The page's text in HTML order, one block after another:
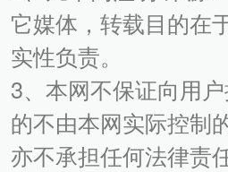
它媒体，转载目的在
实性负责。
3、本网不保证向用
的不由本网实际控制
亦不承担任何法律责任